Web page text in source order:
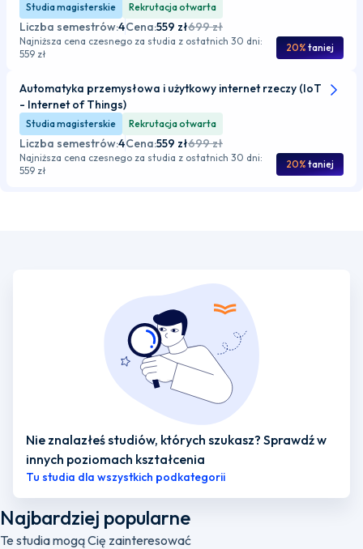
Studia magisterskie Rekrutacja otwarta
Liczba semestrów:4Cena:559 zł699 zł
Najniższa cena czesnego za studia z ostatnich 30 dni:
559 zł
20% taniej
Automatyka przemysłowa i użytkowy internet rzeczy (IoT
- Internet of Things)
Studia magisterskie Rekrutacja otwarta
Liczba semestrów:4Cena:559 zł699 zł
Najniższa cena czesnego za studia z ostatnich 30 dni:
559 zł
20% taniej
Nie znalazłeś studiów, których szukasz? Sprawdź w
innych poziomach kształcenia
Tu studia dla wszystkich podkategorii
Najbardziej popularne
Te studia mogą Cię zainteresować